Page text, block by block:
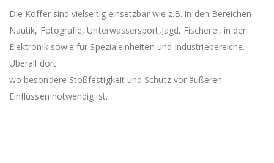
Die Koffer sind vielseitig einsetzbar wie z.B. in den Bereichen
Nautik, Fotografie, Unterwassersport,Jagd, Fischerei, in der
Elektronik sowie für Spezialeinheiten und Industriebereiche.
Überall dort
wo besondere Stoßfestigkeit und Schutz vor äußeren
Einflüssen notwendig ist.